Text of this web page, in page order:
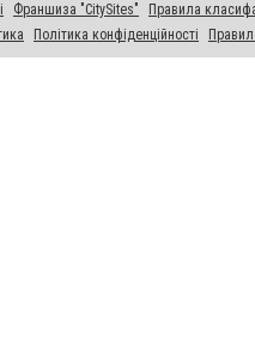
Франшиза "CitySites"
Правила
Політика конфіденційності